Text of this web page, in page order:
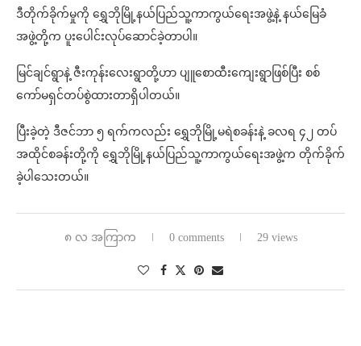
ဒီတိုက်ခိုက်မှုကို ရွှေဘိုမြို့နယ်ပြည်သူ့ကာကွယ်ရေးအဖွဲ့နဲ့ နယ်မြေခံ
အဖွဲ့တို့က ပူးပေါင်းလုပ်ဆောင်ခဲ့တာပါ။
မြင်ချင်ရွာနဲ့ ဇီးကုန်းလေးရွာတို့ဟာ ပျူစောထီးကျေးရွာဖြစ်ပြီး စစ်
ကော်မရှင်တပ်စွဲထားတာရှိပါတယ်။
ပြီးခဲ့တဲ့ ဒီဇင်ဘာ ၅ ရက်ကလည်း ရွှေဘိုမြို့မရဲစခန်းနဲ့ ခလရ ၄၂ တပ်
အထိုင်စခန်းတို့ကို ရွှေဘိုမြို့နယ်ပြည်သူ့ကာကွယ်ရေးအဖွဲ့က တိုက်ခိုက်
ခဲ့ပါ‌သေးတယ်။
၈ လ အကြာက 0 comments 29 views